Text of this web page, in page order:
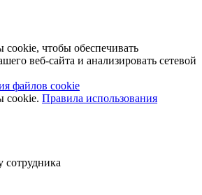
чтобы обеспечивать
веб-сайта и анализировать сетевой
файлов cookie
cookie. Правила использования